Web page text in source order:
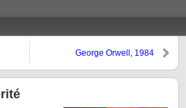
George Orwell, 1984